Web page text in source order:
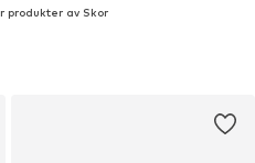
produkter av Skor